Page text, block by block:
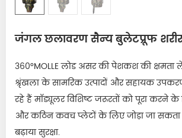
जंगल छलावरण सैन्य बुलेटप्रूफ
360°MOLLE लोड असर की पेशकश की
श्रृंखला के सामरिक उत्पादों और सहायक
रहे हैं मॉड्यूलर विशिष्ट जरूरतों को पूरा करने
और कठिन कवच प्लेटों के लिए जोड़ा जा
बढ़ाया सुरक्षा.